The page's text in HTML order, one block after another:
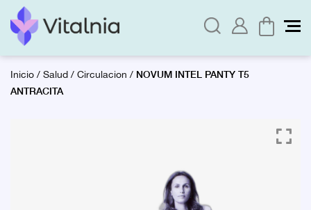
Inicio/Salud/Circulacion / NOVUM INTEL PANTY T5
ANTRACITA